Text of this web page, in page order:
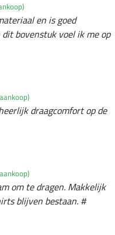
en is goed
bovenstuk voel ik me op
draagcomfort op de
om te dragen. Makkelijk
blijven bestaan. #